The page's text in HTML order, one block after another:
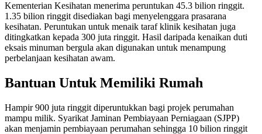
Kementerian Kesihatan menerima peruntukan 45.3 bilion ringgit.
1.35 bilion ringgit disediakan bagi menyelenggara prasarana
kesihatan. Peruntukan untuk menaik taraf klinik kesihatan juga
ditingkatkan kepada 300 juta ringgit. Hasil daripada kenaikan duti
eksais minuman bergula akan digunakan untuk menampung
perbelanjaan kesihatan awam.
Bantuan Untuk Memiliki Rumah
Hampir 900 juta ringgit diperuntukkan bagi projek perumahan
mampu milik. Syarikat Jaminan Pembiayaan Perniagaan (SJPP)
akan menjamin pembiayaan perumahan sehingga 10 bilion ringgit